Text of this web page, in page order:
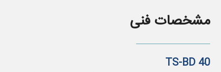
مشخصات فنی
TS-BD 40